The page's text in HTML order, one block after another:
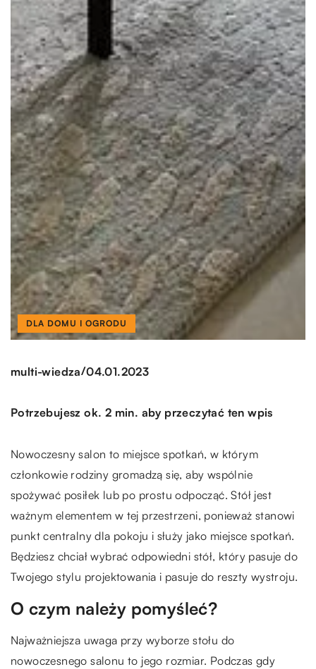
DLA DOMU I OGRODU
multi-wiedza/04.01.2023
Potrzebujesz ok. 2 min. aby przeczytać ten wpis
Nowoczesny salon to miejsce spotkań, w którym
członkowie rodziny gromadzą się, aby wspólnie
spożywać posiłek lub po prostu odpocząć. Stół jest
ważnym elementem w tej przestrzeni, ponieważ stanowi
punkt centralny dla pokoju i służy jako miejsce spotkań.
Będziesz chciał wybrać odpowiedni stół, który pasuje do
Twojego stylu projektowania i pasuje do reszty wystroju.
O czym należy pomyśleć?
Najważniejsza uwaga przy wyborze stołu do
nowoczesnego salonu to jego rozmiar. Podczas gdy